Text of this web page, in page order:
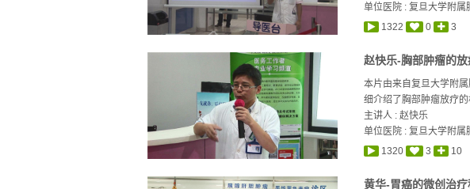
单位医院 : 复旦大学附属
1322
0 3
赵快乐-胸部肿瘤的
本片由来自复旦大学附
细介绍了胸部肿瘤放疗
主讲人 : 赵快乐
单位医院 : 复旦大学附属
1320
3 10
黄华-胃癌的微创治疗